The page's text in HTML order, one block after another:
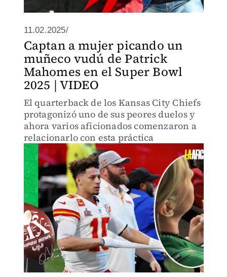
11.02.2025/
Captan a mujer picando un
muñeco vudú de Patrick
Mahomes en el Super Bowl
2025 | VIDEO
El quarterback de los Kansas City Chiefs
protagonizó uno de sus peores duelos y
ahora varios aficionados comenzaron a
relacionarlo con esta práctica